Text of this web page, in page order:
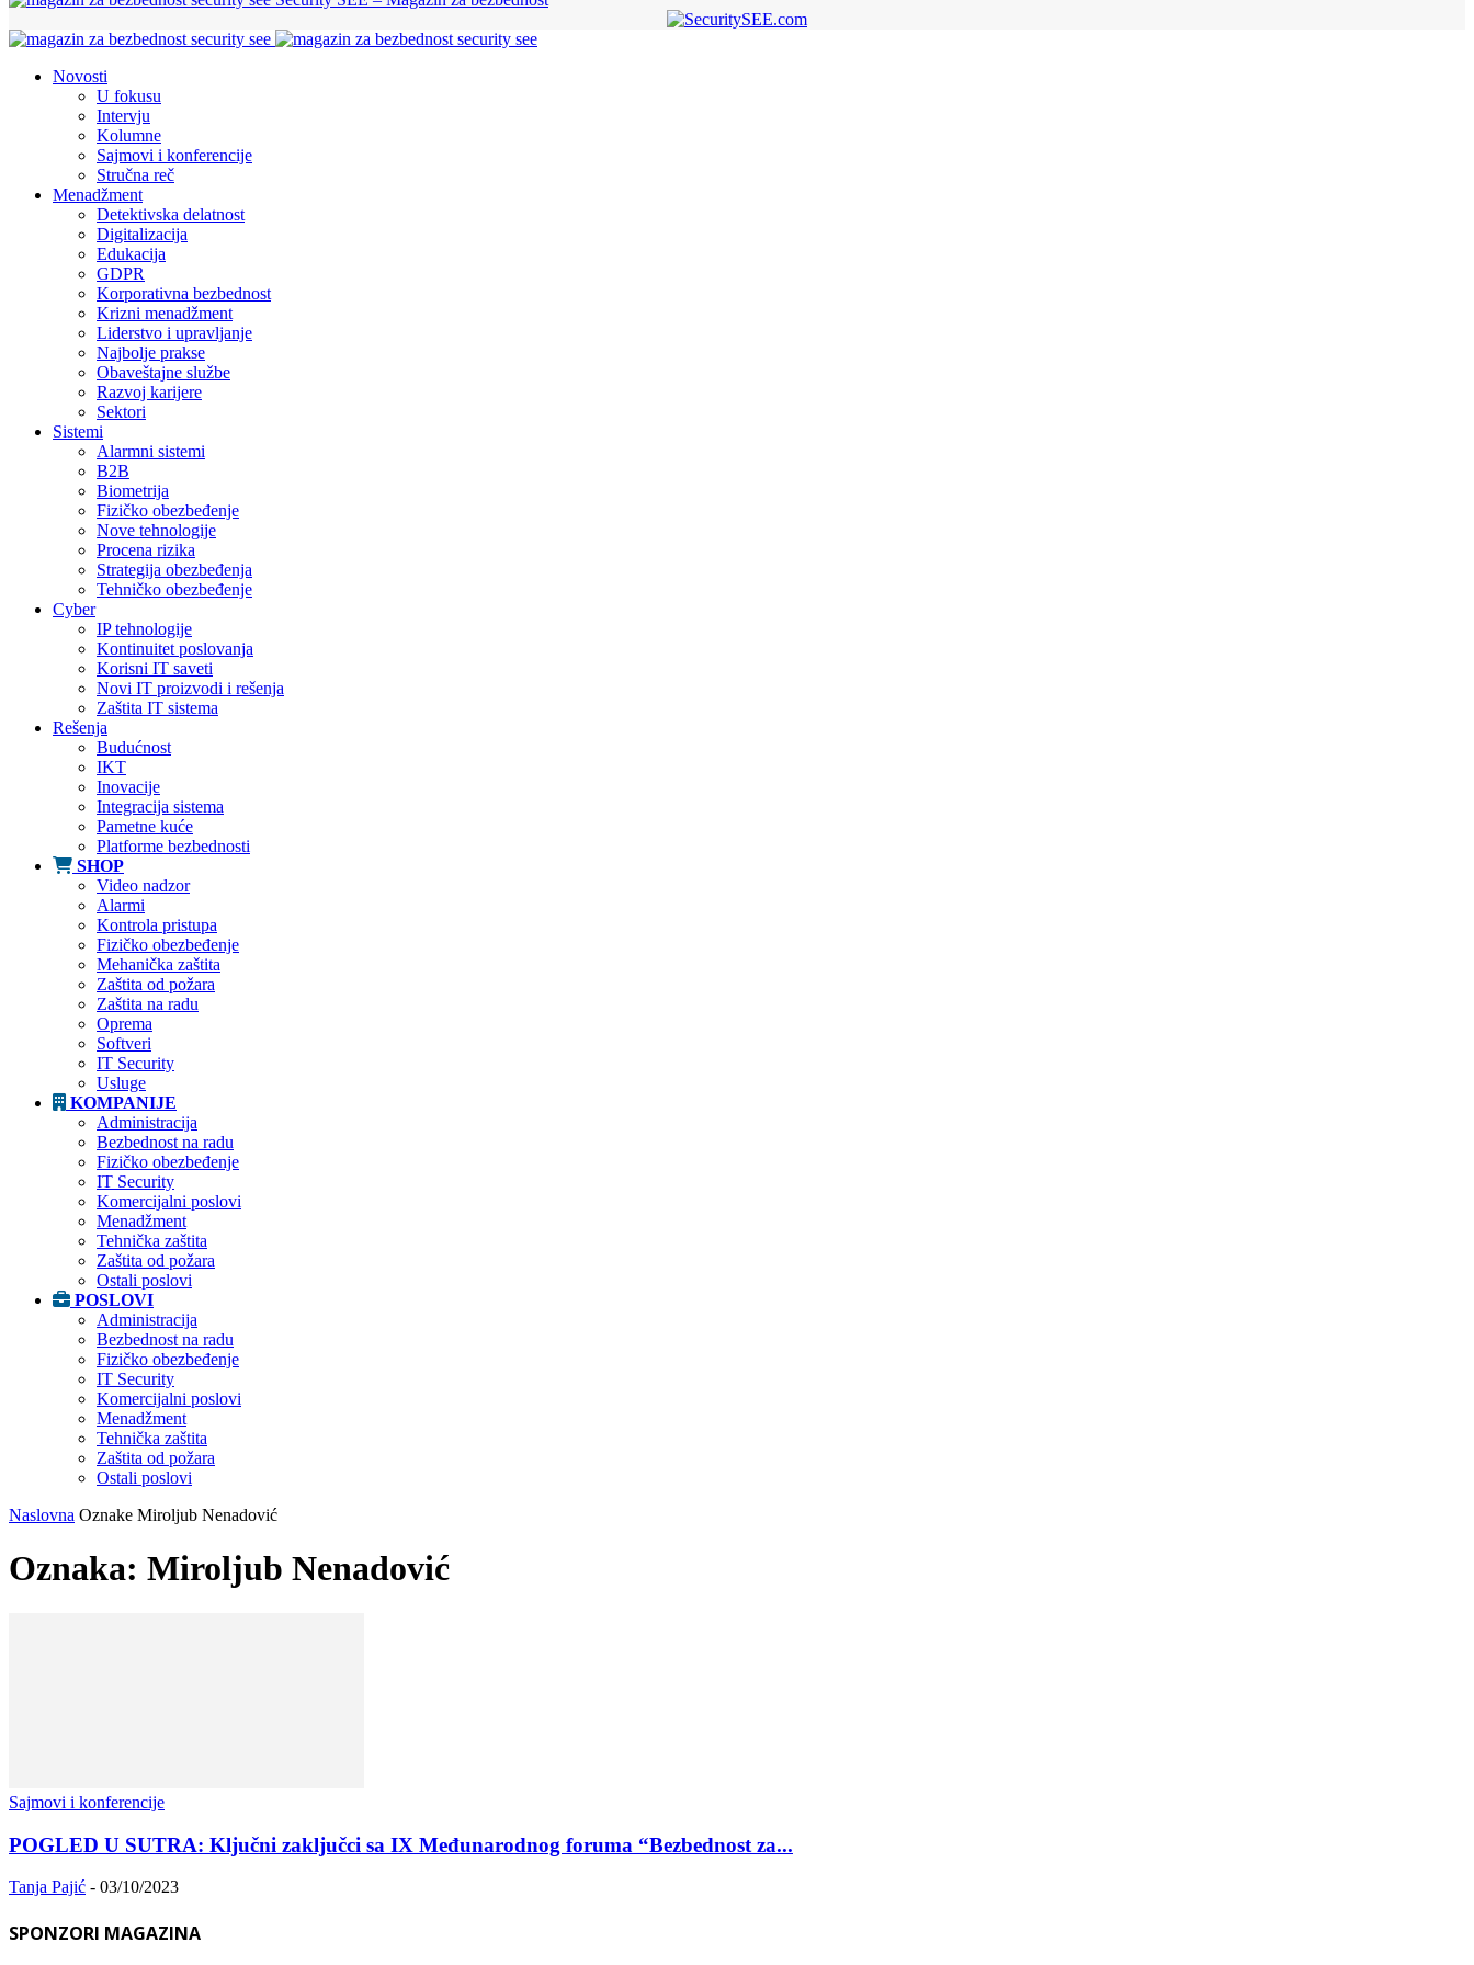
Novosti
U fokusu
Intervju
Kolumne
Sajmovi i konferencije
Stručna reč
Menadžment
Detektivska delatnost
Digitalizacija
Edukacija
GDPR
Korporativna bezbednost
Krizni menadžment
Liderstvo i upravljanje
Najbolje prakse
Obaveštajne službe
Razvoj karijere
Sektori
Sistemi
Alarmni sistemi
B2B
Biometrija
Fizičko obezbeđenje
Nove tehnologije
Procena rizika
Strategija obezbeđenja
Tehničko obezbeđenje
Cyber
IP tehnologije
Kontinuitet poslovanja
Korisni IT saveti
Novi IT proizvodi i rešenja
Zaštita IT sistema
Rešenja
Budućnost
IKT
Inovacije
Integracija sistema
Pametne kuće
Platforme bezbednosti
SHOP
Video nadzor
Alarmi
Kontrola pristupa
Fizičko obezbeđenje
Mehanička zaštita
Zaštita od požara
Zaštita na radu
Oprema
Softveri
IT Security
Usluge
KOMPANIJE
Administracija
Bezbednost na radu
Fizičko obezbeđenje
IT Security
Komercijalni poslovi
Menadžment
Tehnička zaštita
Zaštita od požara
Ostali poslovi
POSLOVI
Administracija
Bezbednost na radu
Fizičko obezbeđenje
IT Security
Komercijalni poslovi
Menadžment
Tehnička zaštita
Zaštita od požara
Ostali poslovi
Naslovna Oznake Miroljub Nenadović
Oznaka: Miroljub Nenadović
Sajmovi i konferencije
POGLED U SUTRA: Ključni zaključci sa IX Međunarodnog foruma “Bezbednost za...
Tanja Pajić - 03/10/2023
SPONZORI MAGAZINA